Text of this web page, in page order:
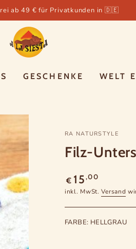
ab 49 € für Privatkunden in 🇩🇪
GESCHENKE WELT
RA NATURSTYLE
Filz-
Regulärer
Preis
€ 15,00
inkl. MwSt.Versand
FARBE: HELLGRAU